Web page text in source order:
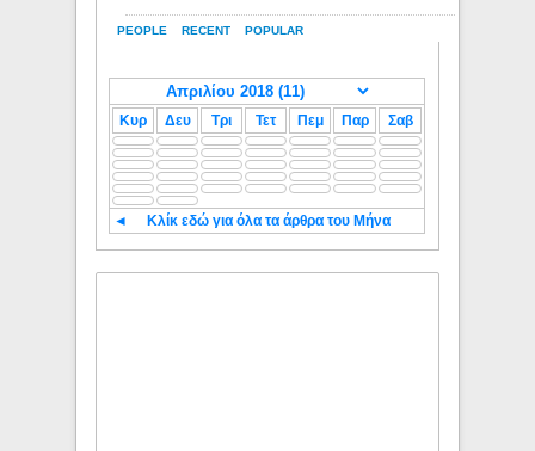
PEOPLE RECENT POPULAR
Κυρ Δευ Τρι Τετ Πεμ Παρ Σαβ
◄ Κλίκ εδώ για όλα τα άρθρα του Μήνα